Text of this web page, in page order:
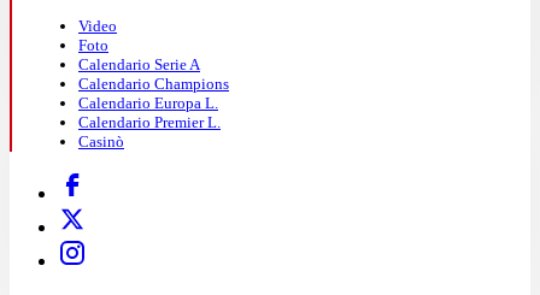
Video
Foto
Calendario Serie A
Calendario Champions
Calendario Europa L.
Calendario Premier L.
Casinò